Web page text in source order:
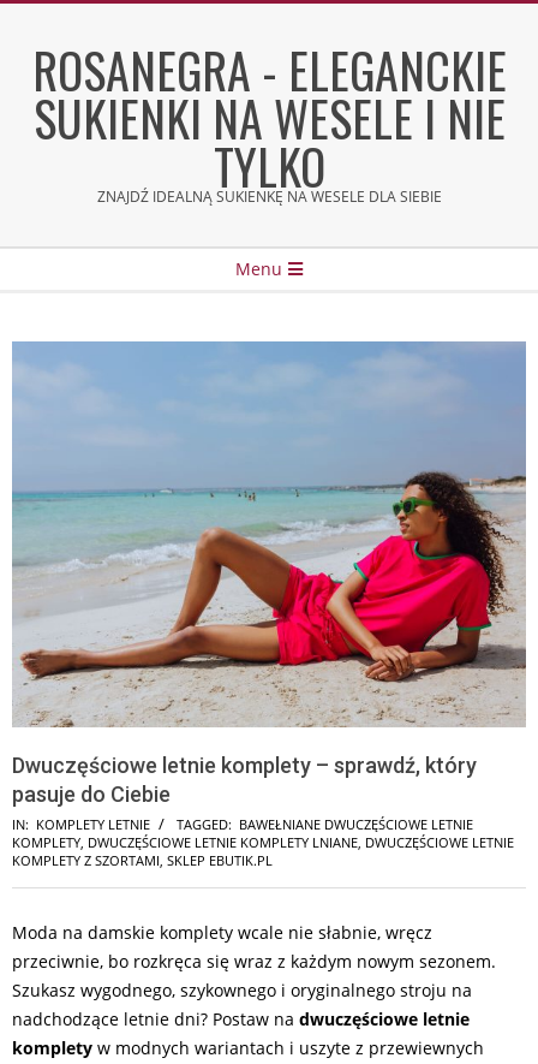
contentROSANEGRA - ELEGANCKIE
SUKIENKI NA WESELE I NIE
TYLKO
ZNAJDŹ IDEALNĄ SUKIENKĘ NA WESELE DLA SIEBIE
Menu
Dwuczęściowe letnie komplety – sprawdź, który
pasuje do Ciebie
IN: KOMPLETY LETNIE TAGGED: BAWEŁNIANE DWUCZĘŚCIOWE LETNIE
KOMPLETY, DWUCZĘŚCIOWE LETNIE KOMPLETY LNIANE, DWUCZĘŚCIOWE LETNIE
KOMPLETY Z SZORTAMI, SKLEP EBUTIK.PL
Moda na damskie komplety wcale nie słabnie, wręcz
przeciwnie, bo rozkręca się wraz z każdym nowym sezonem.
Szukasz wygodnego, szykownego i oryginalnego stroju na
nadchodzące letnie dni? Postaw na dwuczęściowe letnie
komplety w modnych wariantach i uszyte z przewiewnych